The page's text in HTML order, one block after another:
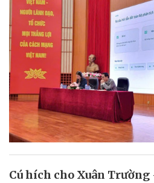
Cú hích cho Xuân Trường